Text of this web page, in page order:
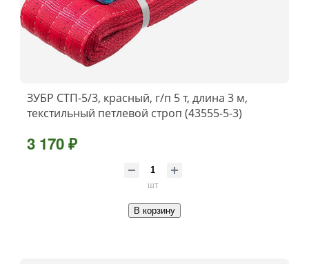
ЗУБР СТП-5/3, красный, г/п 5 т, длина 3 м,
текстильный петлевой строп (43555-5-3)
3 170 ₽
шт
В корзину